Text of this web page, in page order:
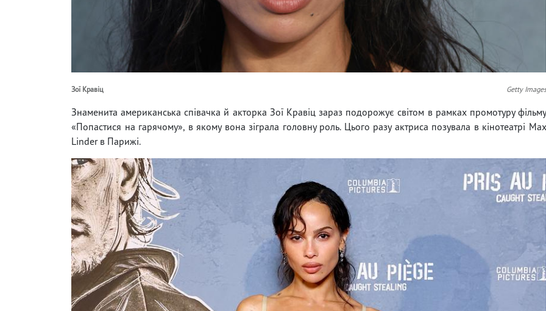
Зої Кравіц Getty Images
Знаменита американська співачка й акторка Зої Кравіц зараз подорожує світом в рамках промотуру фільму
«Попастися на гарячому», в якому вона зіграла головну роль. Цього разу актриса позувала в кінотеатрі Max
Linder в Парижі.